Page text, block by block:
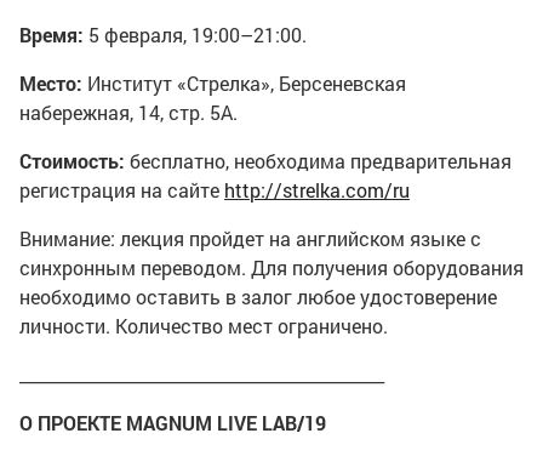
Время: 5 февраля, 19:00–21:00.
Место: Институт «Стрелка», Берсеневская
набережная, 14, стр. 5А.
Стоимость: бесплатно, необходима предварительная
регистрация на сайте http://strelka.com/ru
Внимание: лекция пройдет на английском языке с
синхронным переводом. Для получения оборудования
необходимо оставить в залог любое удостоверение
личности. Количество мест ограничено.
О ПРОЕКТЕ MAGNUM LIVE LAB/19